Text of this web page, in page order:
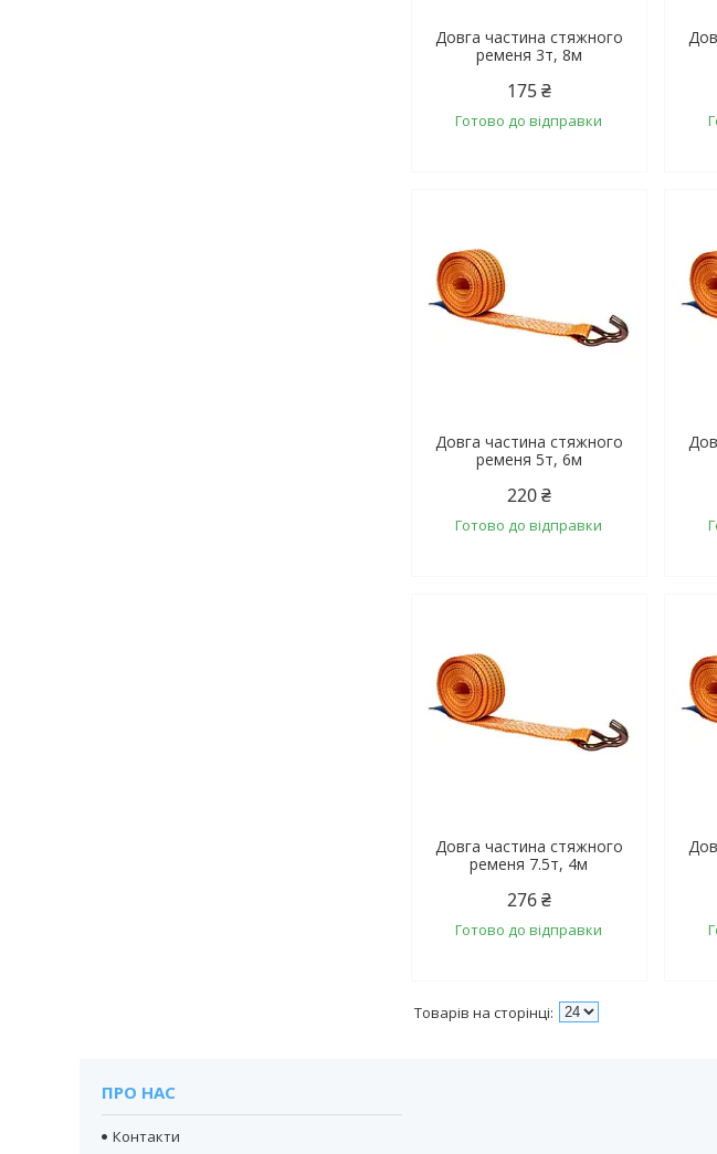
Довга частина стяжного
ременя 3т, 8м
175 ₴
Готово до відправки
Довга частина стяжного
ременя 5т, 6м
220 ₴
Готово до відправки
Довга частина стяжного
ременя 7.5т, 4м
276 ₴
Готово до відправки
ПРО НАС
Контакти